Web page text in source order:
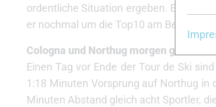
ordentliche Situation ergeben. Es ist
er nochmal um die Top10 am Berg
Cologna und Northug morgen ganz vorn
Einen Tag vor Ende der Tour de Ski
1:18 Minuten Vorsprung auf Northug
Minuten Abstand gleich acht Sportler,